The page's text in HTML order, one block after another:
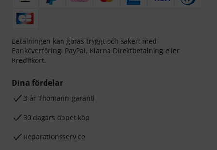
Betalningen kan göras tryggt och säkert med
Banköverföring, PayPal, Klarna Direktbetalning eller
Kreditkort.
Dina fördelar
3-år Thomann-garanti
30 dagars öppet köp
Reparationsservice